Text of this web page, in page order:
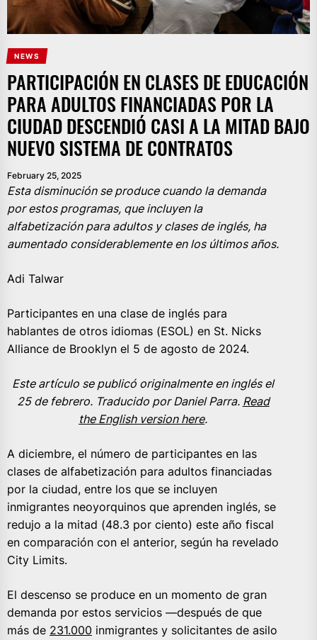
NEWS
PARTICIPACIÓN EN CLASES DE EDUCACIÓN
PARA ADULTOS FINANCIADAS POR LA
CIUDAD DESCENDIÓ CASI A LA MITAD BAJO
NUEVO SISTEMA DE CONTRATOS
February 25, 2025
Esta disminución se produce cuando la demanda
por estos programas, que incluyen la
alfabetización para adultos y clases de inglés, ha
aumentado considerablemente en los últimos años.
Adi Talwar
Participantes en una clase de inglés para
hablantes de otros idiomas (ESOL) en St. Nicks
Alliance de Brooklyn el 5 de agosto de 2024.
Este artículo se publicó originalmente en inglés el
25 de febrero. Traducido por Daniel Parra. Read
the English version here.
A diciembre, el número de participantes en las
clases de alfabetización para adultos financiadas
por la ciudad, entre los que se incluyen
inmigrantes neoyorquinos que aprenden inglés, se
redujo a la mitad (48.3 por ciento) este año fiscal
en comparación con el anterior, según ha revelado
City Limits.
El descenso se produce en un momento de gran
demanda por estos servicios —después de que
más de 231.000 inmigrantes y solicitantes de asilo